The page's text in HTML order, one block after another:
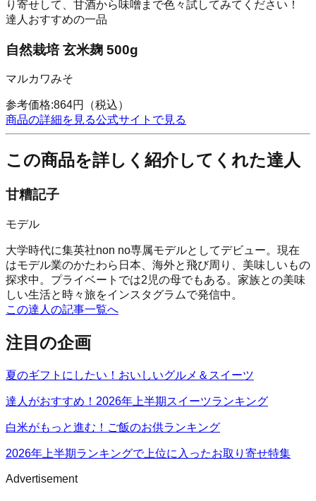
り寄せして、甘酒から味噌まで色々試してみてください！
達人おすすめの一品
自然栽培 玄米麹 500g
マルカワみそ
参考価格:864円
（税込）
商品の詳細を見る公式サイトで見る
この商品を詳しく紹介してくれた達人
甘糟記子
モデル
大学時代に集英社non no専属モデルとしてデビュー。現在
はモデル業のかたわら日本、海外と飛び周り、美味しいもの
探求中。プライベートでは2児の母でもある。家族との美味
しい生活と時々旅をインスタグラムで発信中。
この達人の記事一覧へ
注目の企画
夏のギフトにしたい！おいしいグルメ＆スイーツ
達人がおすすめ！2026年上半期スイーツランキング
白米がもっと進む！ご飯のお供ランキング
2026年上半期ランキングで上位に入ったお取り寄せ特集
Advertisement